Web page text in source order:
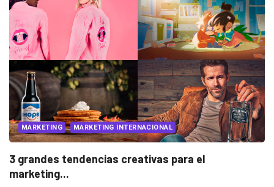
MARKETING MARKETING INTERNACIONAL
3 grandes tendencias creativas para el
marketing...